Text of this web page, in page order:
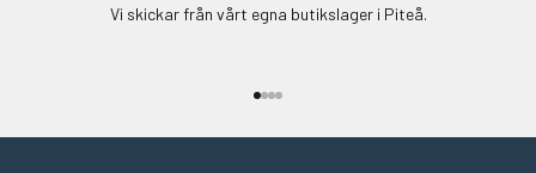
Vi skickar från vårt egna butikslager i Piteå.